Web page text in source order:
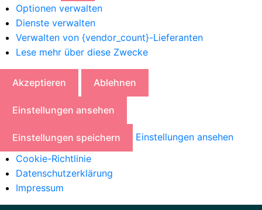
Optionen verwalten
Dienste verwalten
Verwalten von {vendor_count}-Lieferanten
Lese mehr über diese Zwecke
Akzeptieren Ablehnen
Einstellungen ansehen
Einstellungen speichern
Einstellungen ansehen
Cookie-Richtlinie
Datenschutzerklärung
Impressum